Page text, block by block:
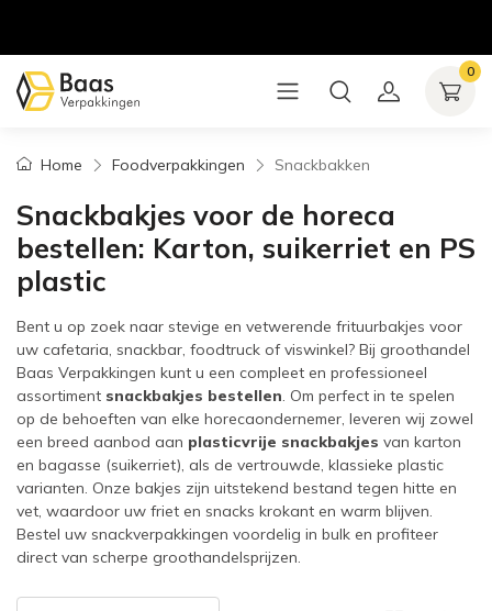
0
Home Foodverpakkingen Snackbakken
Snackbakjes voor de horeca
bestellen: Karton, suikerriet en PS
plastic
Bent u op zoek naar stevige en vetwerende frituurbakjes voor
uw cafetaria, snackbar, foodtruck of viswinkel? Bij groothandel
Baas Verpakkingen kunt u een compleet en professioneel
assortiment snackbakjes bestellen. Om perfect in te spelen
op de behoeften van elke horecaondernemer, leveren wij zowel
een breed aanbod aan plasticvrije snackbakjes van karton
en bagasse (suikerriet), als de vertrouwde, klassieke plastic
varianten. Onze bakjes zijn uitstekend bestand tegen hitte en
vet, waardoor uw friet en snacks krokant en warm blijven.
Bestel uw snackverpakkingen voordelig in bulk en profiteer
direct van scherpe groothandelsprijzen.